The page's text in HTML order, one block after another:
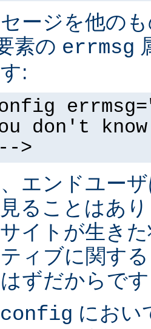
ージを他の
素の errmsg
:
don't
>
エンドユー
ることはあ
イトが生き
ィブに関す
ずだからで
config にお